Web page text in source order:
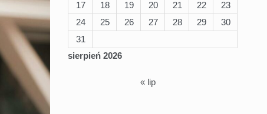
sierpień 2026
17
18 19 20 21 22
23
24
25 26 27 28 29
30
31
« lip